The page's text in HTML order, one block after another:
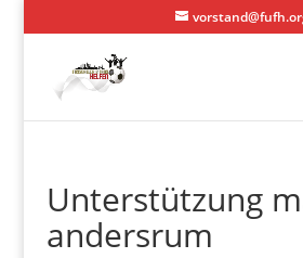
Unterstützung
andersrum